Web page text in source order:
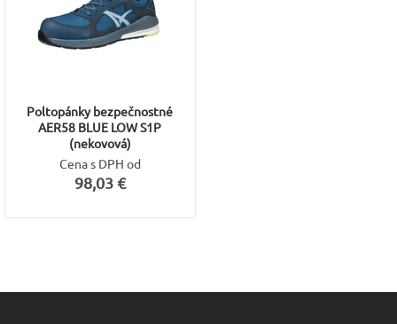
Poltopánky bezpečnostné
AER58 BLUE LOW S1P
(nekovová)
Cena s DPH od
98,03 €